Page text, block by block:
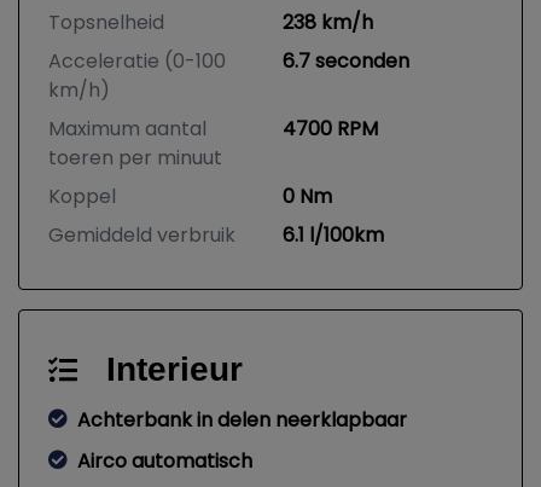
Topsnelheid
238 km/h
Acceleratie (0-100
km/h)
6.7 seconden
Maximum aantal
toeren per minuut
4700 RPM
Koppel
0 Nm
Gemiddeld verbruik
6.1 l/100km
Interieur
Achterbank in delen neerklapbaar
Airco automatisch